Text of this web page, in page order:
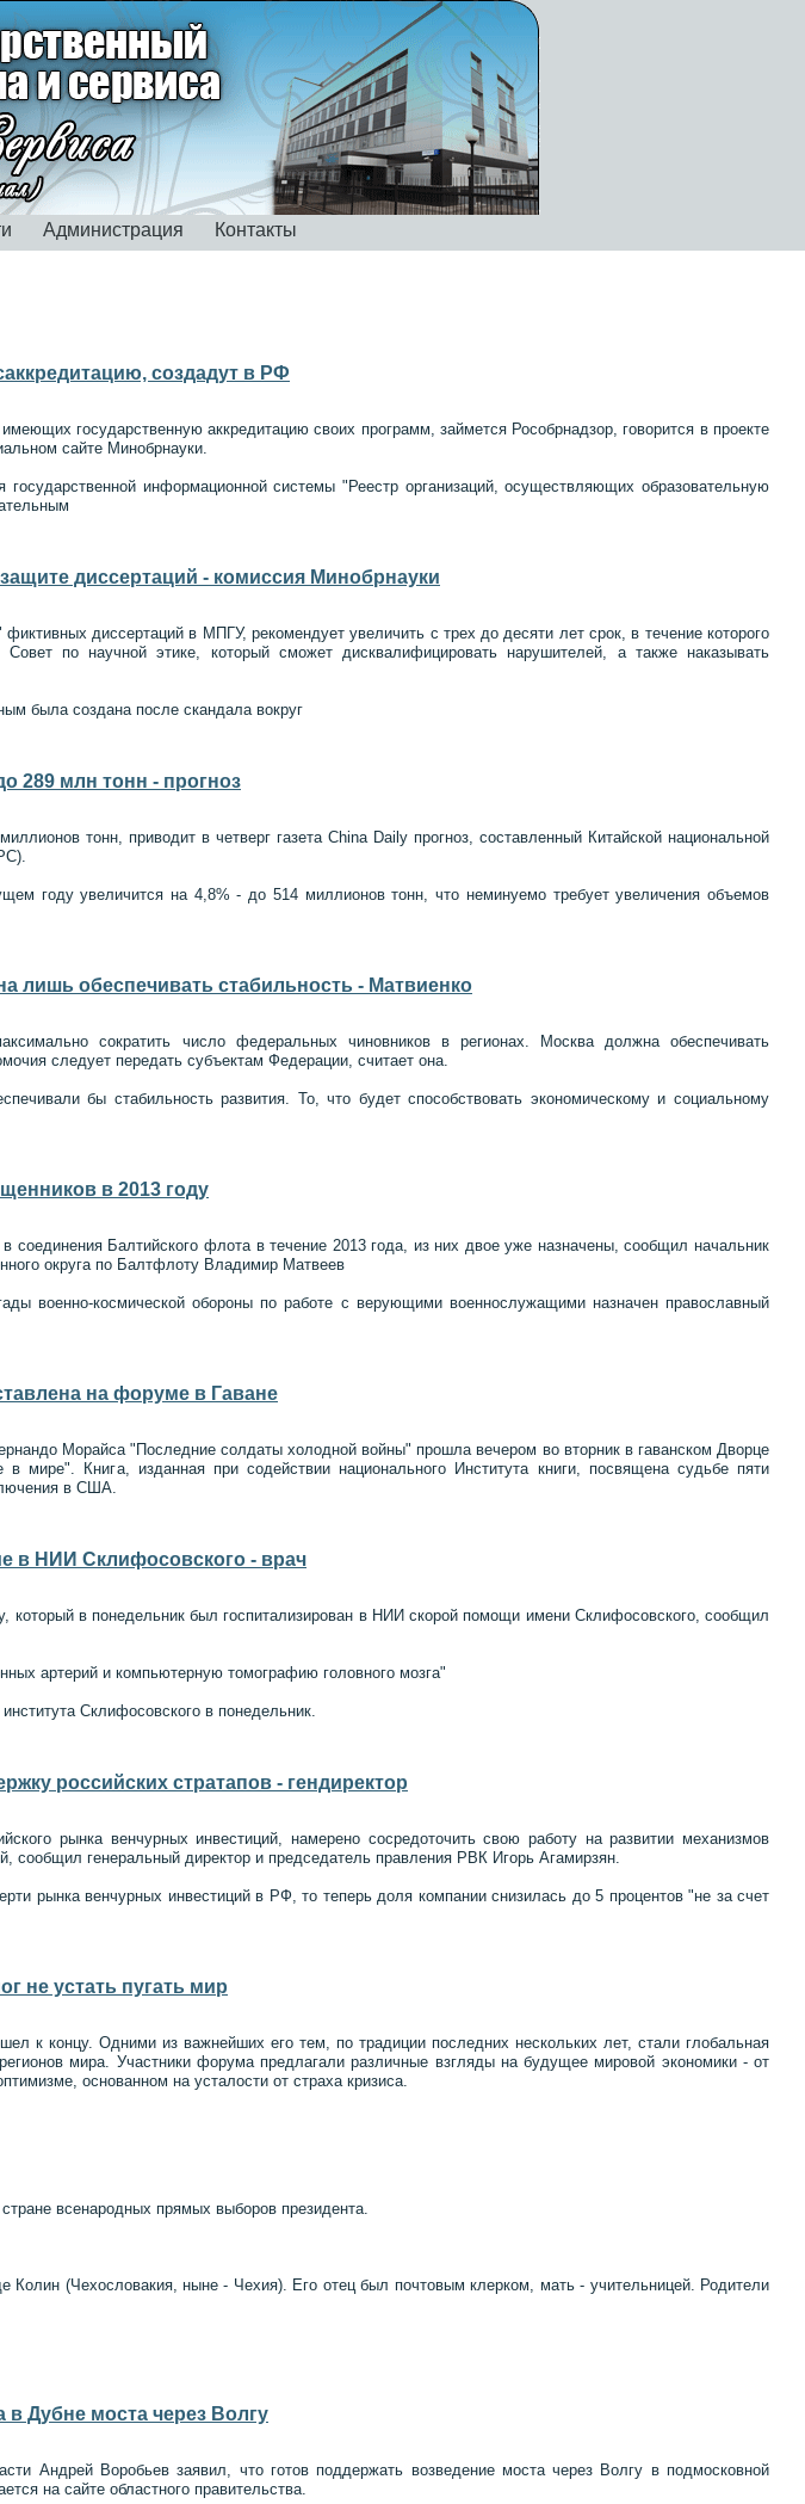
Администрация Контакты
создадут в РФ
государственную аккредитацию своих программ, займется Рособрнадзор, говорится в проекте
сайте Минобрнауки.
информационной системы "Реестр организаций, осуществляющих образовательную
диссертаций - комиссия Минобрнауки
диссертаций в МПГУ, рекомендует увеличить с трех до десяти лет срок, в течение которого
по научной этике, который сможет дисквалифицировать нарушителей, а также наказывать
была создана после скандала вокруг
289 млн тонн - прогноз
тонн, приводит в четверг газета China Daily прогноз, составленный Китайской национальной
году увеличится на 4,8% - до 514 миллионов тонн, что неминуемо требует увеличения объемов
лишь обеспечивать стабильность - Матвиенко
сократить число федеральных чиновников в регионах. Москва должна обеспечивать
следует передать субъектам Федерации, считает она.
бы стабильность развития. То, что будет способствовать экономическому и социальному
в 2013 году
Балтийского флота в течение 2013 года, из них двое уже назначены, сообщил начальник
округа по Балтфлоту Владимир Матвеев
военно-космической обороны по работе с верующими военнослужащими назначен православный
на форуме в Гаване
Морайса "Последние солдаты холодной войны" прошла вечером во вторник в гаванском Дворце
мире". Книга, изданная при содействии национального Института книги, посвящена судьбе пяти
в США.
в НИИ Склифосовского - врач
который в понедельник был госпитализирован в НИИ скорой помощи имени Склифосовского, сообщил
артерий и компьютерную томографию головного мозга"
Склифосовского в понедельник.
российских стратапов - гендиректор
рынка венчурных инвестиций, намерено сосредоточить свою работу на развитии механизмов
сообщил генеральный директор и председатель правления РВК Игорь Агамирзян.
рынка венчурных инвестиций в РФ, то теперь доля компании снизилась до 5 процентов "не за счет
не устать пугать мир
к концу. Одними из важнейших его тем, по традиции последних нескольких лет, стали глобальная
мира. Участники форума предлагали различные взгляды на будущее мировой экономики - от
основанном на усталости от страха кризиса.
всенародных прямых выборов президента.
Колин (Чехословакия, ныне - Чехия). Его отец был почтовым клерком, мать - учительницей. Родители
Дубне моста через Волгу
Андрей Воробьев заявил, что готов поддержать возведение моста через Волгу в подмосковной
на сайте областного правительства.